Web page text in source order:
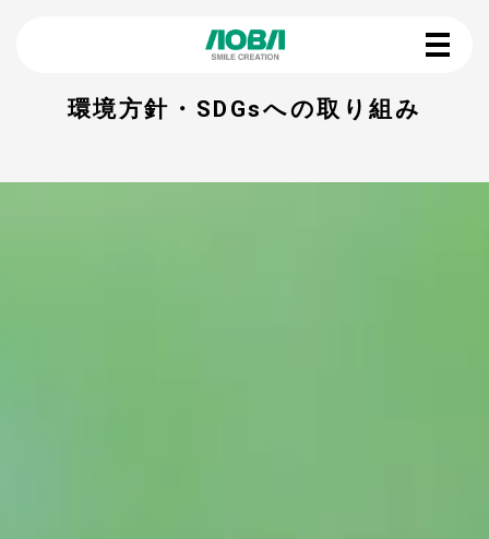
環境方針・SDGsへの取り組み